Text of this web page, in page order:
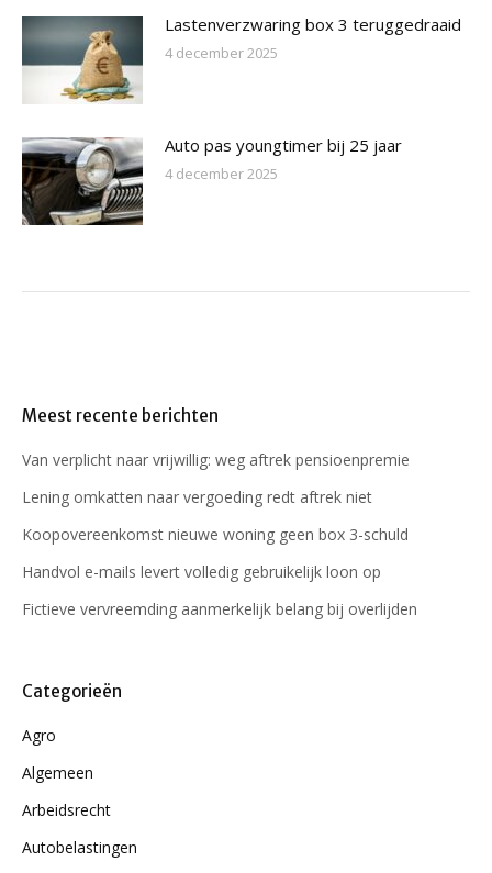
Lastenverzwaring box 3 teruggedraaid
4 december 2025
Auto pas youngtimer bij 25 jaar
4 december 2025
Meest recente berichten
Van verplicht naar vrijwillig: weg aftrek pensioenpremie
Lening omkatten naar vergoeding redt aftrek niet
Koopovereenkomst nieuwe woning geen box 3-schuld
Handvol e-mails levert volledig gebruikelijk loon op
Fictieve vervreemding aanmerkelijk belang bij overlijden
Categorieën
Agro
Algemeen
Arbeidsrecht
Autobelastingen